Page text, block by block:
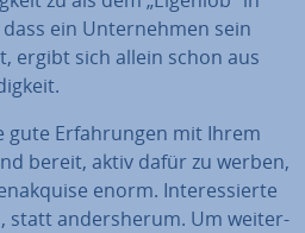
ein Un­ter­neh­men sein
ergibt sich allein schon aus
gute Er­fah­run­gen mit Ihrem
bereit, aktiv dafür zu werben,
enorm. In­ter­es­sier­te
statt an­ders­her­um. Um wei­ter­